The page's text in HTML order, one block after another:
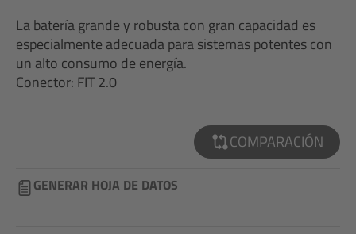
La batería grande y robusta con gran capacidad es
especialmente adecuada para sistemas potentes con
un alto consumo de energía.
Conector: FIT 2.0
COMPARACIÓN
GENERAR HOJA DE DATOS